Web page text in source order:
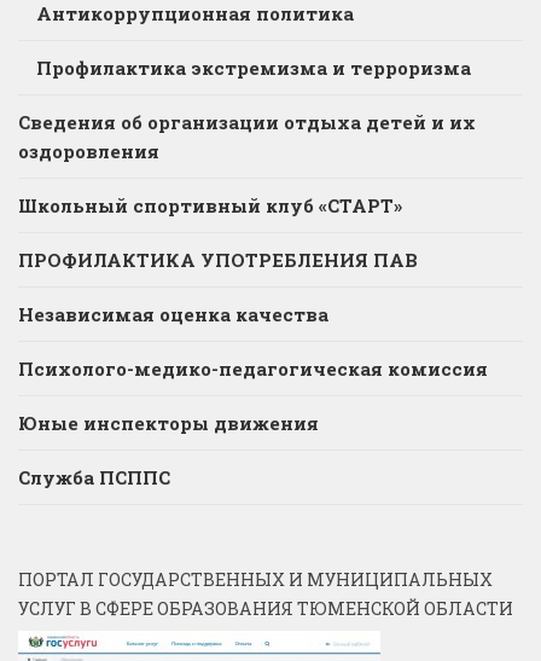
Антикоррупционная политика
Профилактика экстремизма и терроризма
Сведения об организации отдыха детей и их
оздоровления
Школьный спортивный клуб «СТАРТ»
ПРОФИЛАКТИКА УПОТРЕБЛЕНИЯ ПАВ
Независимая оценка качества
Психолого-медико-педагогическая комиссия
Юные инспекторы движения
Служба ПСППС
ПОРТАЛ ГОСУДАРСТВЕННЫХ И МУНИЦИПАЛЬНЫХ
УСЛУГ В СФЕРЕ ОБРАЗОВАНИЯ ТЮМЕНСКОЙ ОБЛАСТИ